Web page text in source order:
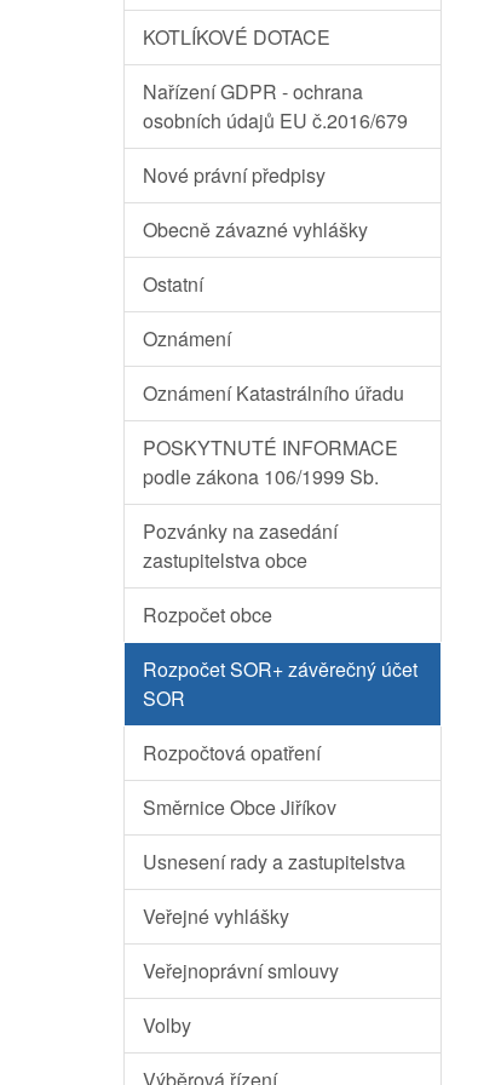
KOTLÍKOVÉ DOTACE
Nařízení GDPR - ochrana
osobních údajů EU č.2016/679
Nové právní předpisy
Obecně závazné vyhlášky
Ostatní
Oznámení
Oznámení Katastrálního úřadu
POSKYTNUTÉ INFORMACE
podle zákona 106/1999 Sb.
Pozvánky na zasedání
zastupitelstva obce
Rozpočet obce
Rozpočet SOR+ závěrečný účet
SOR
Rozpočtová opatření
Směrnice Obce Jiříkov
Usnesení rady a zastupitelstva
Veřejné vyhlášky
Veřejnoprávní smlouvy
Volby